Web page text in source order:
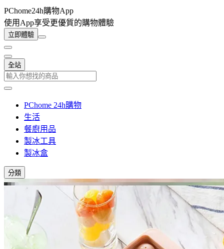
PChome24h購物App
使用App享受更優質的購物體驗
立即體驗
全站
PChome 24h購物
生活
餐廚用品
製冰工具
製冰盒
分類